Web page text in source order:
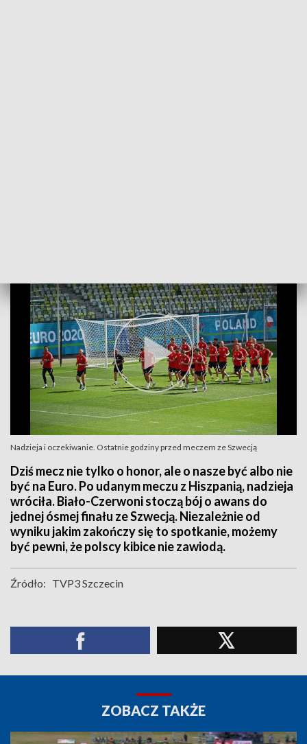
Nadzieja i oczekiwanie. Ostatnie godziny przed meczem ze Szwecją
Dziś mecz nie tylko o honor, ale o nasze być albo nie
być na Euro. Po udanym meczu z Hiszpanią, nadzieja
wróciła. Biało-Czerwoni stoczą bój o awans do
jednej ósmej finału ze Szwecją. Niezależnie od
wyniku jakim zakończy się to spotkanie, możemy
być pewni, że polscy kibice nie zawiodą.
Źródło: TVP3 Szczecin
ZOBACZ TAKŻE